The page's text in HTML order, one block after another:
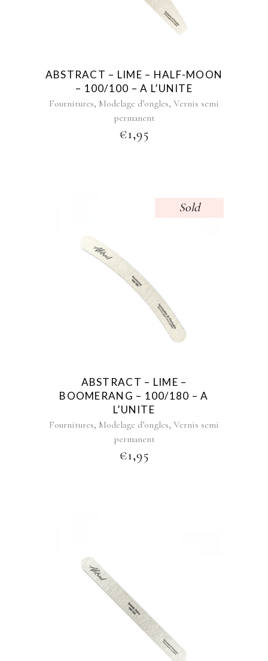
ABSTRACT – LIME – HALF-MOON
– 100/100 – A L’UNITE
Fournitures, Modelage d’ongles, Vernis semi
permanent
€1,95
Sold
ABSTRACT – LIME –
BOOMERANG – 100/180 – A
L’UNITE
Fournitures, Modelage d’ongles, Vernis semi
permanent
€1,95